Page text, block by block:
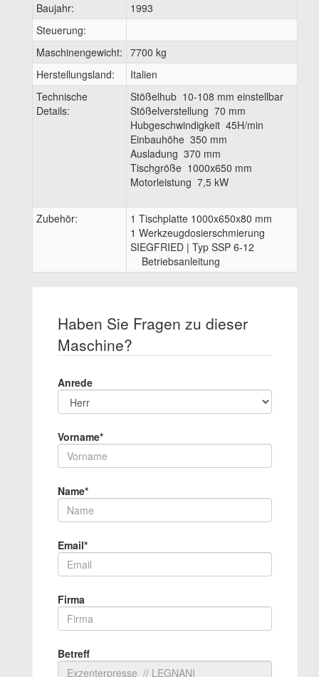
Baujahr:
1993
Steuerung:
Maschinengewicht: 7700 kg
Herstellungsland:
Italien
Technische
Details:
Stößelhub 10-108 mm einstellbar
Stößelverstellung 70 mm
Hubgeschwindigkeit 45H/min
Einbauhöhe 350 mm
Ausladung 370 mm
Tischgröße 1000x650 mm
Motorleistung 7,5 kW
Zubehör:
1 Tischplatte 1000x650x80 mm
1 Werkzeugdosierschmierung
SIEGFRIED | Typ SSP 6-12
Betriebsanleitung
Haben Sie Fragen zu dieser
Maschine?
Anrede
Vorname*
Name*
Email*
Firma
Betreff